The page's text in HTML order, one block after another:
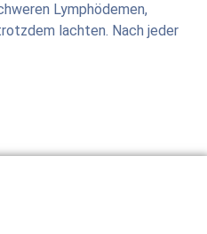
Lymphödemen,
lachten. Nach jeder